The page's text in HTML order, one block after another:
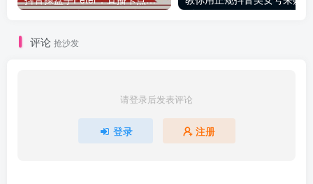
评论 抢沙发
请登录后发表评论
登录 注册